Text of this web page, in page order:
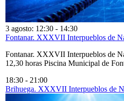
3 agosto: 12:30 - 14:30
Fontanar. XXXVII Interpueblos de
Fontanar. XXXVII Interpueblos de
12,30 horas Piscina Municipal de
18:30 - 21:00
Brihuega. XXXVII Interpueblos de